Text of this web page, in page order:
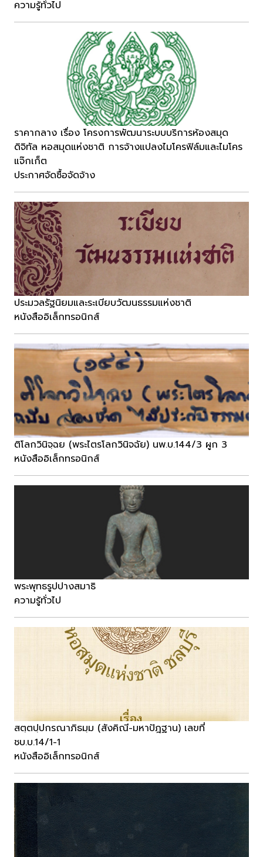
ความรู้ทั่วไป
ราคากลาง เรื่อง โครงการพัฒนาระบบบริการห้องสมุด
ดิจิทัล หอสมุดแห่งชาติ การจ้างแปลงไมโครฟิล์มและไมโคร
แจ๊กเก็ต
ประกาศจัดซื้อจัดจ้าง
ประมวลรัฐนิยมและระเบียบวัฒนธรรมแห่งชาติ
หนังสืออิเล็กทรอนิกส์
ติโลกวินิจฺฉย (พระไตรโลกวินิจฉัย) นพ.บ.144/3 ผูก 3
หนังสืออิเล็กทรอนิกส์
พระพุทธรูปปางสมาธิ
ความรู้ทั่วไป
สตฺตปฺปกรณาภิธมฺม (สังคิณี-มหาปัฎฐาน) เลขที่
ชบ.บ.14/1-1
หนังสืออิเล็กทรอนิกส์